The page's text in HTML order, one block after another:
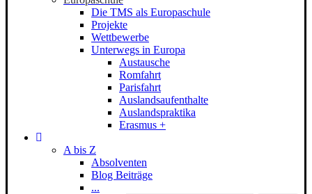
Die TMS als Europaschule
Projekte
Wettbewerbe
Unterwegs in Europa
Austausche
Romfahrt
Parisfahrt
Auslandsaufenthalte
Auslandspraktika
Erasmus +
A bis Z
Absolventen
Blog Beiträge
...